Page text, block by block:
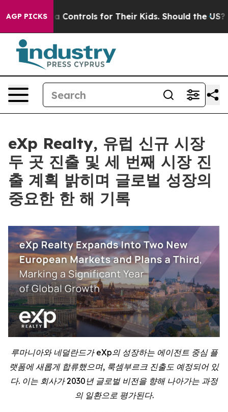
AGP PICKS
Media Controls for Their Kids. Should the US? The
eXp Realty, 유럽 신규 시장
두 곳 진출 및 세 번째 시장 진
출 계획 밝히며 글로벌 성장의
중요한 한 해 기록
루마니아와 네덜란드가 eXp의 성장하는 에이전트 중심 플
랫폼에 새롭게 합류했으며, 룩셈부르크 진출도 예정되어 있
다. 이는 회사가 2030년 글로벌 비전을 향해 나아가는 과정
의 일환으로 평가된다.